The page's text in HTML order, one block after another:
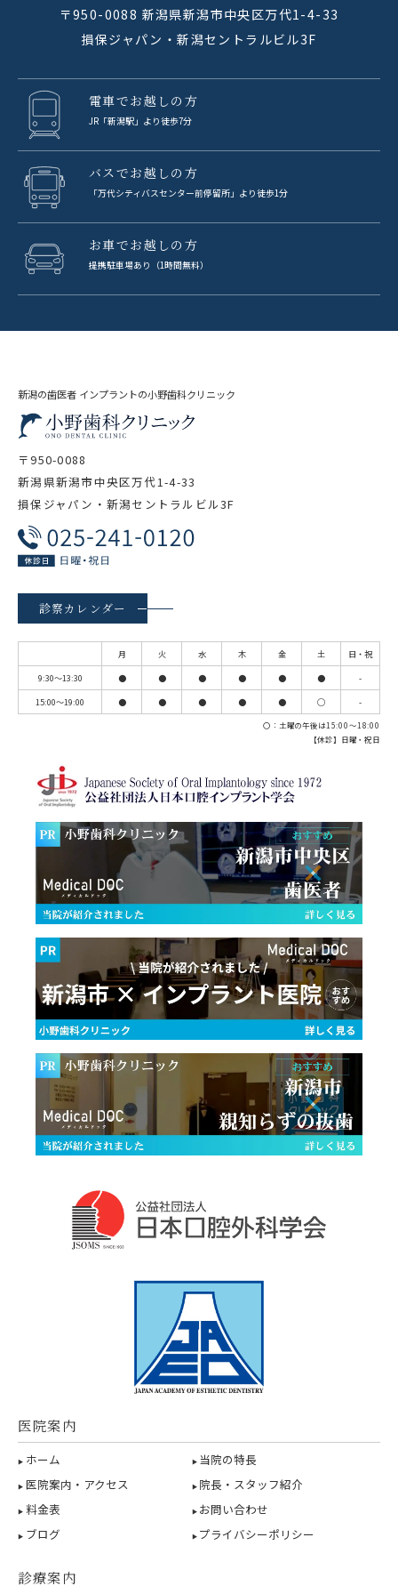
〒950-0088 新潟県新潟市中央区万代1-4-33
損保ジャパン・新潟セントラルビル3F
電車でお越しの方
JR「新潟駅」より徒歩7分
バスでお越しの方
「万代シティバスセンター前停留所」より徒歩1分
お車でお越しの方
提携駐車場あり（1時間無料）
新潟の歯医者 インプラントの小野歯科クリニック
〒950-0088
新潟県新潟市中央区万代1-4-33
損保ジャパン・新潟セントラルビル3F
診察カレンダー
月 火 水 木 金 土
日・祝
9:30～13:30
● ● ● ● ● ●
-
15:00～19:00
● ● ● ● ● ◯ -
〇：土曜の午後は15:00～18:00
【休診】日曜・祝日
医院案内
ホーム
当院の特長
医院案内・アクセス
院長・スタッフ紹介
料金表
お問い合わせ
ブログ
プライバシーポリシー
診療案内